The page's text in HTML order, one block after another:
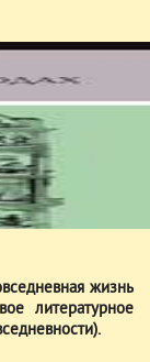
жизнь
литературное